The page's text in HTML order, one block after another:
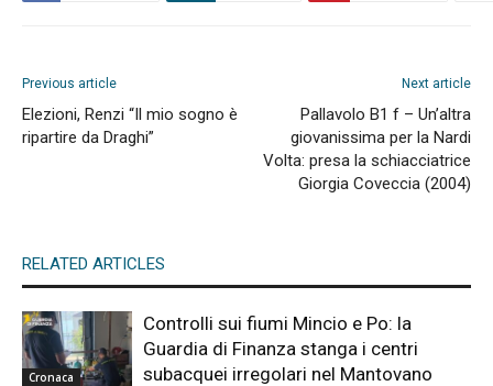
Previous article
Elezioni, Renzi “Il mio sogno è
ripartire da Draghi”
Next article
Pallavolo B1 f – Un’altra
giovanissima per la Nardi
Volta: presa la schiacciatrice
Giorgia Coveccia (2004)
RELATED ARTICLES
Cronaca
Controlli sui fiumi Mincio e Po: la
Guardia di Finanza stanga i centri
subacquei irregolari nel Mantovano